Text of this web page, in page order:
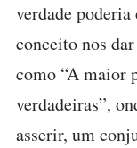
verdade
conceito nos
como “A maior
verdadeiras”,
asserir, um